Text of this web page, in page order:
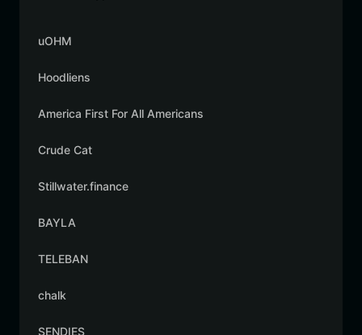
uOHM
Hoodliens
America First For All Americans
Crude Cat
Stillwater.finance
BAYLA
TELEBAN
chalk
SENDIES